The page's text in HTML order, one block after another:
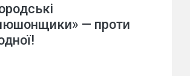
— проти